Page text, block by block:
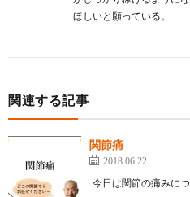
ほしいと願っている。
関連する記事
関節痛
2018.06.22
今日は関節の痛みに